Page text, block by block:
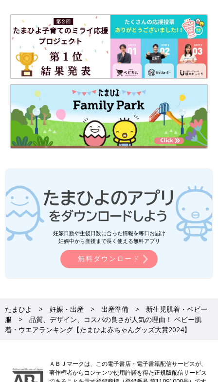
妊娠日数や生後日数に合った情報を毎日お届け
妊娠中から産後まで長く使える無料アプリ
無料ダウンロード
たまひよ 妊娠・出産 出産準備
新生児肌着・ベビー
服
品質、デザイン、コスパの良さが人気の理由！ ベビー肌
着・ウエアランキング【たまひよ赤ちゃんグッズ大賞2024】
ＡＢＪマークは、この電子書店・電子書籍配信サービスが、
著作権者からコンテンツ使用許諾を得た正規版配信サービス